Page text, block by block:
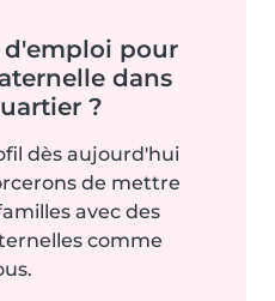
pour
dans
?
dès aujourd'hui
de mettre
avec des
comme